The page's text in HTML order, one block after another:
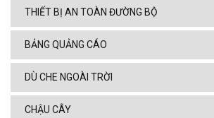
THIẾT BỊ AN TOÀN ĐƯỜNG BỘ
BẢNG QUẢNG CÁO
DÙ CHE NGOÀI TRỜI
CHẬU CÂY